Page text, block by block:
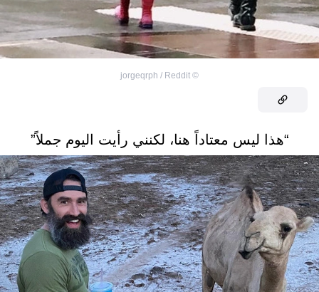
©
jorgeqrph / Reddit
“هذا ليس معتاداً هنا، لكنني رأيت اليوم جملاً”